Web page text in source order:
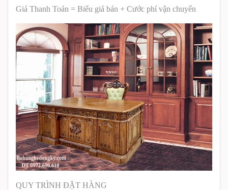
Giá Thanh Toán = Biểu giá bán + Cước phí vận chuyển
QUY TRÌNH ĐẶT HÀNG